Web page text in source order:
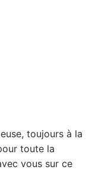
toujours à la
toute la
vous sur ce